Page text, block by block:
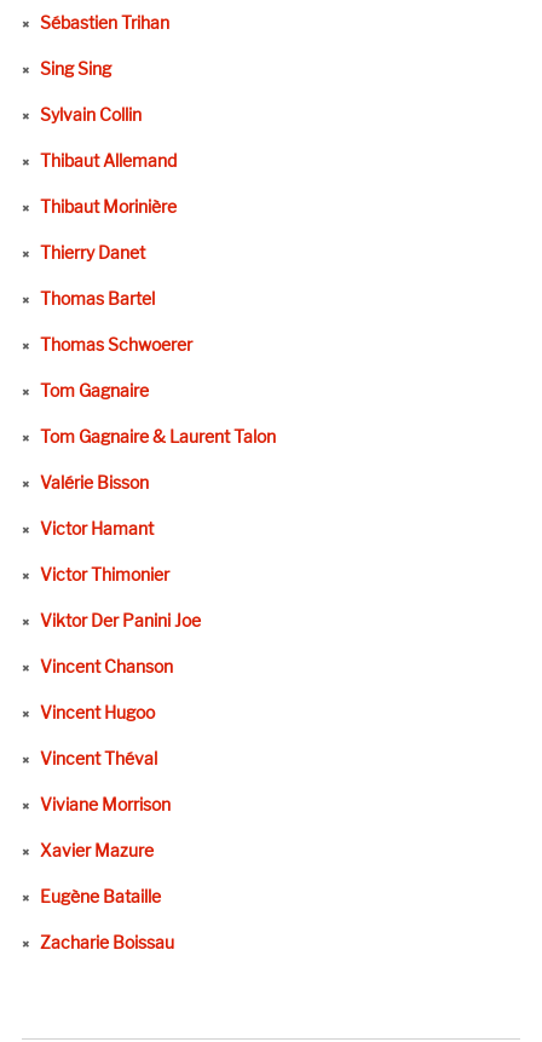
Sébastien Trihan
Sing Sing
Sylvain Collin
Thibaut Allemand
Thibaut Morinière
Thierry Danet
Thomas Bartel
Thomas Schwoerer
Tom Gagnaire
Tom Gagnaire & Laurent Talon
Valérie Bisson
Victor Hamant
Victor Thimonier
Viktor Der Panini Joe
Vincent Chanson
Vincent Hugoo
Vincent Théval
Viviane Morrison
Xavier Mazure
Eugène Bataille
Zacharie Boissau